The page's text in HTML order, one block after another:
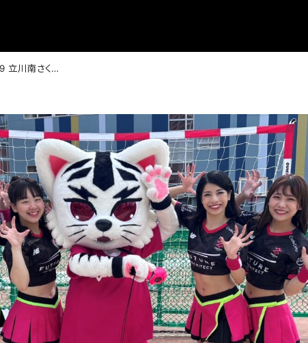
【中止】3/29 立川南さくらまつりに参加！